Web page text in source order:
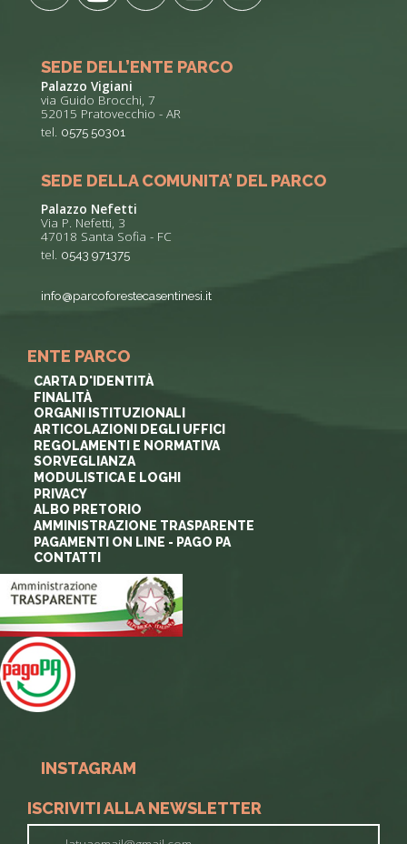
SEDE DELL’ENTE PARCO
Palazzo Vigiani
via Guido Brocchi, 7
52015 Pratovecchio - AR
tel. 0575 50301
SEDE DELLA COMUNITA’ DEL PARCO
Palazzo Nefetti
Via P. Nefetti, 3
47018 Santa Sofia - FC
tel. 0543 971375
info@parcoforestecasentinesi.it
ENTE PARCO
CARTA D'IDENTITÀ
FINALITÀ
ORGANI ISTITUZIONALI
ARTICOLAZIONI DEGLI UFFICI
REGOLAMENTI E NORMATIVA
SORVEGLIANZA
MODULISTICA E LOGHI
PRIVACY
ALBO PRETORIO
AMMINISTRAZIONE TRASPARENTE
PAGAMENTI ON LINE - PAGO PA
CONTATTI
INSTAGRAM
ISCRIVITI ALLA NEWSLETTER